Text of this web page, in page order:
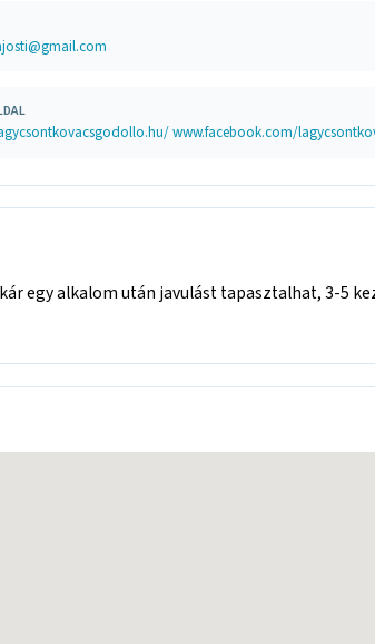
egy alkalom után javulást tapasztalhat, 3-5